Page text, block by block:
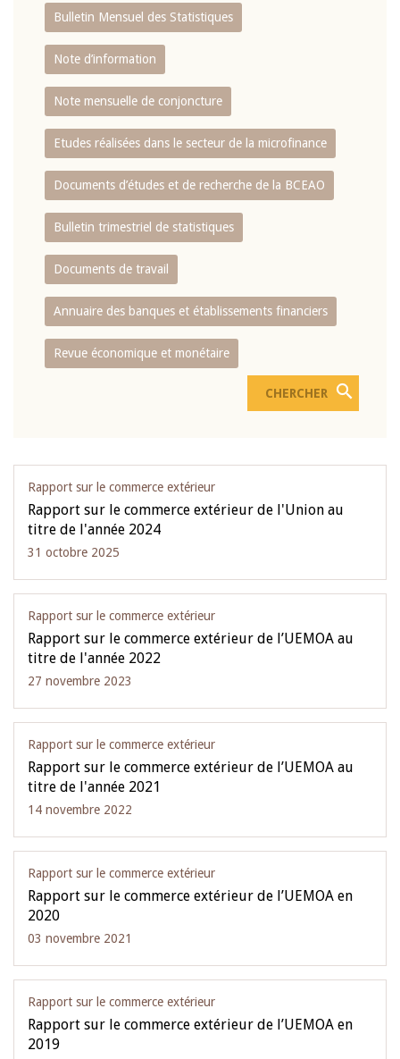
Bulletin Mensuel des Statistiques
Note d’information
Note mensuelle de conjoncture
Etudes réalisées dans le secteur de la microfinance
Documents d’études et de recherche de la BCEAO
Bulletin trimestriel de statistiques
Documents de travail
Annuaire des banques et établissements financiers
Revue économique et monétaire
Rapport sur le commerce extérieur
Rapport sur le commerce extérieur de l'Union au
titre de l'année 2024
31 octobre 2025
Rapport sur le commerce extérieur
Rapport sur le commerce extérieur de l’UEMOA au
titre de l'année 2022
27 novembre 2023
Rapport sur le commerce extérieur
Rapport sur le commerce extérieur de l’UEMOA au
titre de l'année 2021
14 novembre 2022
Rapport sur le commerce extérieur
Rapport sur le commerce extérieur de l’UEMOA en
2020
03 novembre 2021
Rapport sur le commerce extérieur
Rapport sur le commerce extérieur de l’UEMOA en
2019